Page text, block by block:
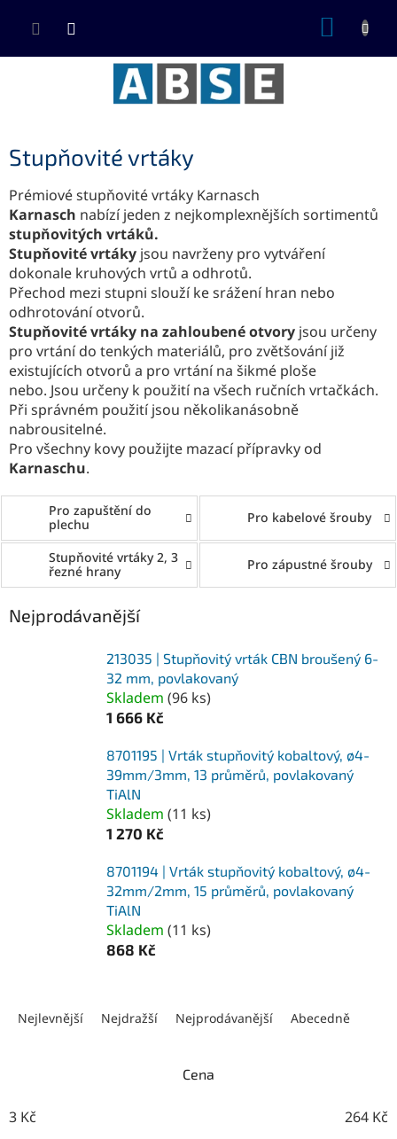
Stupňovité vrtáky
Prémiové stupňovité vrtáky Karnasch
Karnasch nabízí jeden z nejkomplexnějších sortimentů
stupňovitých vrtáků.
Stupňovité vrtáky jsou navrženy pro vytváření
dokonale kruhových vrtů a odhrotů.
Přechod mezi stupni slouží ke srážení hran nebo
odhrotování otvorů.
Stupňovité vrtáky na zahloubené otvory jsou určeny
pro vrtání do tenkých materiálů, pro zvětšování již
existujících otvorů a pro vrtání na šikmé ploše
nebo. Jsou určeny k použití na všech ručních vrtačkách.
Při správném použití jsou několikanásobně
nabrousitelné.
Pro všechny kovy použijte mazací přípravky od
Karnaschu.
Pro zapuštění do
plechu
Pro kabelové šrouby
Stupňovité vrtáky 2, 3
řezné hrany
Pro zápustné šrouby
Nejprodávanější
213035 | Stupňovitý vrták CBN broušený 6-
32 mm, povlakovaný
Skladem (96 ks)
1 666 Kč
8701195 | Vrták stupňovitý kobaltový, ø4-
39mm/3mm, 13 průměrů, povlakovaný
TiAlN
Skladem (11 ks)
1 270 Kč
8701194 | Vrták stupňovitý kobaltový, ø4-
32mm/2mm, 15 průměrů, povlakovaný
TiAlN
Skladem (11 ks)
868 Kč
p
Nejlevnější Nejdražší Nejprodávanější Abecedně
Cena
3 Kč 264 Kč